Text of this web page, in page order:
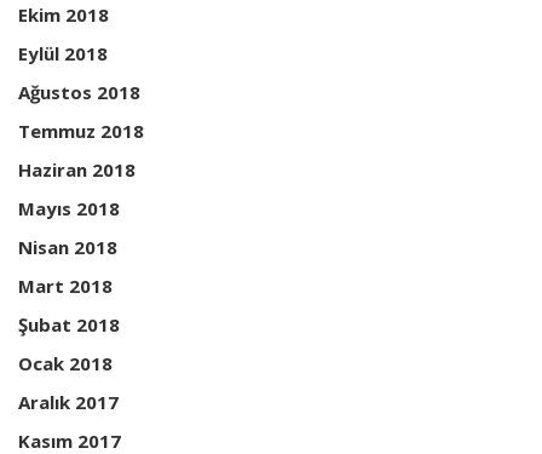
Ekim 2018
Eylül 2018
Ağustos 2018
Temmuz 2018
Haziran 2018
Mayıs 2018
Nisan 2018
Mart 2018
Şubat 2018
Ocak 2018
Aralık 2017
Kasım 2017